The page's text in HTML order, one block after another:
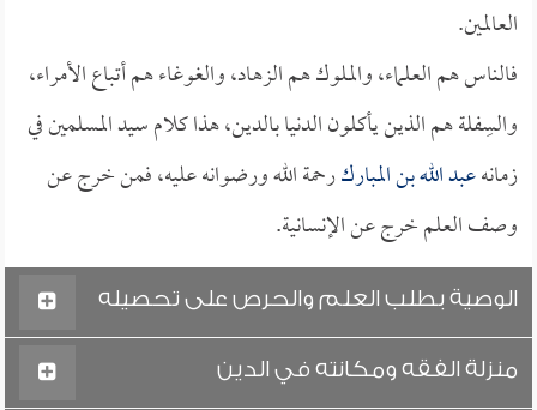
العالمين.
فالناس هم العلماء، والملوك هم الزهاد، والغوغاء هم أتباع الأمراء،
والسِفلة هم الذين يأكلون الدنيا بالدين، هذا كلام سيد المسلمين في
زمانهعبد الله بن المباركرحمة الله ورضوانه عليه، فمن خرج عن
وصف العلم خرج عن الإنسانية.
الوصية بطلب العلم والحرص على تحصيله
منزلة الفقه ومكانته في الدين